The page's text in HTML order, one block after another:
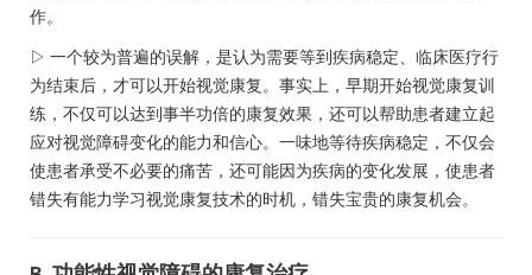
作。
▷ 一个较为普遍的误解，是认为需要等到疾病稳定、临床医疗行
为结束后，才可以开始视觉康复。事实上，早期开始视觉康复训
练，不仅可以达到事半功倍的康复效果，还可以帮助患者建立起
应对视觉障碍变化的能力和信心。一味地等待疾病稳定，不仅会
使患者承受不必要的痛苦，还可能因为疾病的变化发展，使患者
错失有能力学习视觉康复技术的时机，错失宝贵的康复机会。